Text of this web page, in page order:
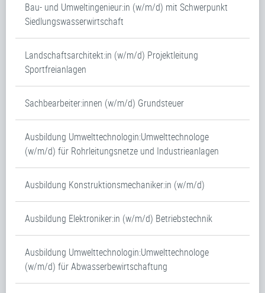
Bau- und Umweltingenieur:in (w/m/d) mit Schwerpunkt
Siedlungswasserwirtschaft
Landschaftsarchitekt:in (w/m/d) Projektleitung
Sportfreianlagen
Sachbearbeiter:innen (w/m/d) Grundsteuer
Ausbildung Umwelttechnologin:Umwelttechnologe
(w/m/d) für Rohrleitungsnetze und Industrieanlagen
Ausbildung Konstruktionsmechaniker:in (w/m/d)
Ausbildung Elektroniker:in (w/m/d) Betriebstechnik
Ausbildung Umwelttechnologin:Umwelttechnologe
(w/m/d) für Abwasserbewirtschaftung